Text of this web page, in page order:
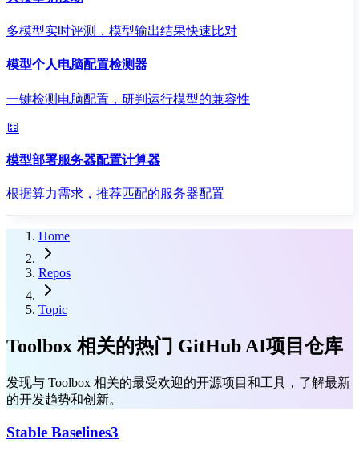
多模型实时评测，模型输出结果快速比对
模型个人电脑配置检测器
一键检测电脑配置，研判运行模型的兼容性
模型部署服务器配置计算器
根据算力需求，推荐匹配的服务器配置
Home
Repos
Topic
Toolbox 相关的热门 GitHub AI项目仓库
发现与 Toolbox 相关的最受欢迎的开源项目和工具，了解最新
的开发趋势和创新。
Stable Baselines3